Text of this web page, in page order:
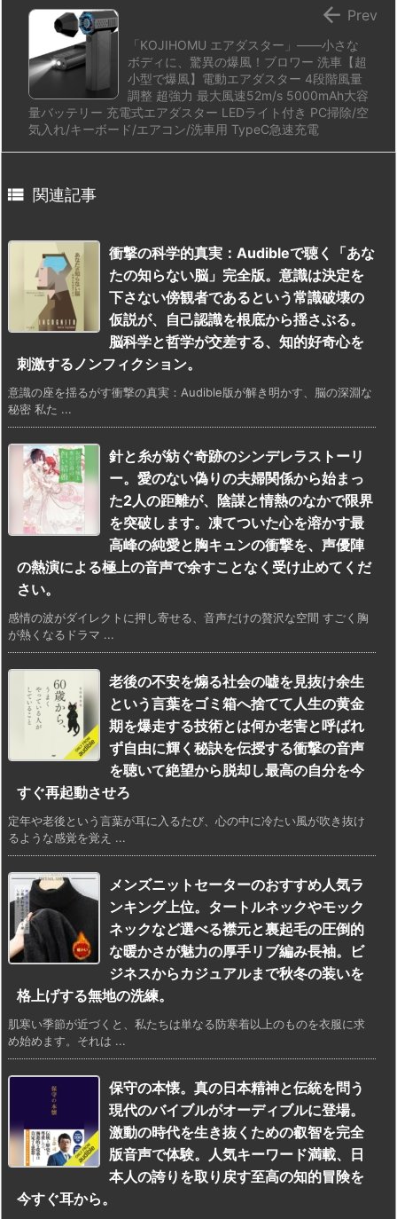
「KOJIHOMU エアダスター」——小さな
ボディに、驚異の爆風！ブロワー 洗車【超
小型で爆風】電動エアダスター 4段階風量
調整 超強力 最大風速52m/s 5000mAh大容
量バッテリー 充電式エアダスター LEDライト付き PC掃除/空
気入れ/キーボード/エアコン/洗車用 TypeC急速充電
 Prev
 関連記事
衝撃の科学的真実：Audibleで聴く「あな
たの知らない脳」完全版。意識は決定を
下さない傍観者であるという常識破壊の
仮説が、自己認識を根底から揺さぶる。
脳科学と哲学が交差する、知的好奇心を
刺激するノンフィクション。
意識の座を揺るがす衝撃の真実：Audible版が解き明かす、脳の深淵な
秘密 私た ...
針と糸が紡ぐ奇跡のシンデレラストーリ
ー。愛のない偽りの夫婦関係から始まっ
た2人の距離が、陰謀と情熱のなかで限界
を突破します。凍てついた心を溶かす最
高峰の純愛と胸キュンの衝撃を、声優陣
の熱演による極上の音声で余すことなく受け止めてくだ
さい。
感情の波がダイレクトに押し寄せる、音声だけの贅沢な空間 すごく胸
が熱くなるドラマ ...
老後の不安を煽る社会の嘘を見抜け余生
という言葉をゴミ箱へ捨てて人生の黄金
期を爆走する技術とは何か老害と呼ばれ
ず自由に輝く秘訣を伝授する衝撃の音声
を聴いて絶望から脱却し最高の自分を今
すぐ再起動させろ
定年や老後という言葉が耳に入るたび、心の中に冷たい風が吹き抜け
るような感覚を覚え ...
メンズニットセーターのおすすめ人気ラ
ンキング上位。タートルネックやモック
ネックなど選べる襟元と裏起毛の圧倒的
な暖かさが魅力の厚手リブ編み長袖。ビ
ジネスからカジュアルまで秋冬の装いを
格上げする無地の洗練。
肌寒い季節が近づくと、私たちは単なる防寒着以上のものを衣服に求
め始めます。それは ...
保守の本懐。真の日本精神と伝統を問う
現代のバイブルがオーディブルに登場。
激動の時代を生き抜くための叡智を完全
版音声で体験。人気キーワード満載、日
本人の誇りを取り戻す至高の知的冒険を
今すぐ耳から。